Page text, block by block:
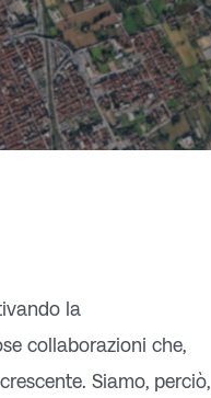
la
collaborazioni che,
Siamo, perciò,